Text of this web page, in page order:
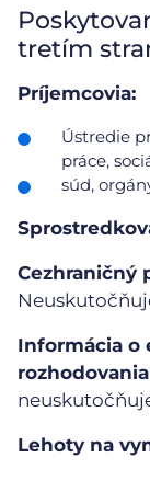
tretím
Príjemcovia:
Ústredie
práce,
súd,
Cezhraničný
Informácia o
Lehoty na